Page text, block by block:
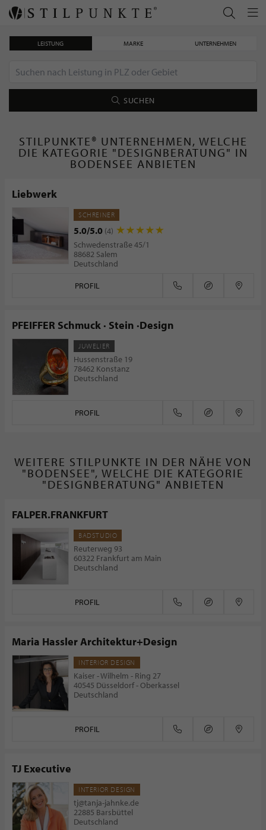
LEISTUNG MARKE UNTERNEHMEN
SUCHEN
STILPUNKTE® UNTERNEHMEN, WELCHE
DIE KATEGORIE "DESIGNBERATUNG" IN
BODENSEE ANBIETEN
Liebwerk
SCHREINER
5.0/5.0 (4)
Schwedenstraße 45/1
88682 Salem
Deutschland
PROFIL
PFEIFFER Schmuck · Stein ·Design
JUWELIER
Hussenstraße 19
78462 Konstanz
Deutschland
PROFIL
WEITERE STILPUNKTE IN DER NÄHE VON
"BODENSEE", WELCHE DIE KATEGORIE
"DESIGNBERATUNG" ANBIETEN
FALPER.FRANKFURT
BADSTUDIO
Reuterweg 93
60322 Frankfurt am Main
Deutschland
PROFIL
Maria Hassler Architektur+Design
INTERIOR DESIGN
Kaiser - Wilhelm - Ring 27
40545 Düsseldorf - Oberkassel
Deutschland
PROFIL
TJ Executive
INTERIOR DESIGN
tj@tanja-jahnke.de
22885 Barsbüttel
Deutschland